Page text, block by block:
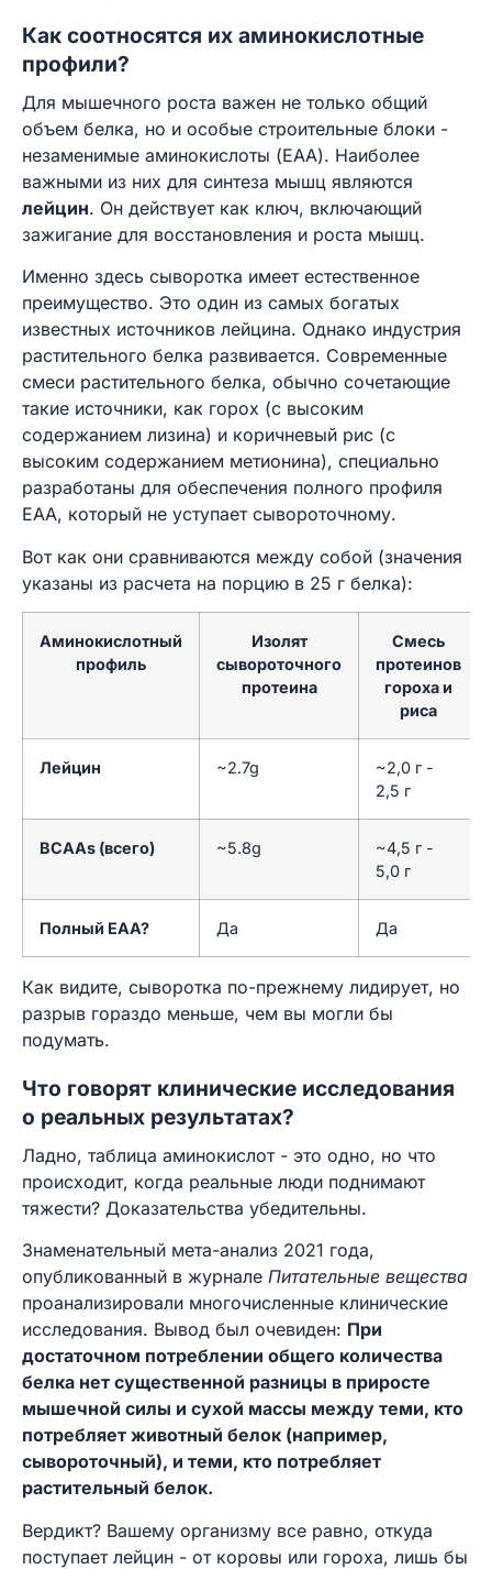
Как соотносятся их аминокислотные
профили?
Для мышечного роста важен не только общий
объем белка, но и особые строительные блоки -
незаменимые аминокислоты (EAA). Наиболее
важными из них для синтеза мышц являются
лейцин. Он действует как ключ, включающий
зажигание для восстановления и роста мышц.
Именно здесь сыворотка имеет естественное
преимущество. Это один из самых богатых
известных источников лейцина. Однако индустрия
растительного белка развивается. Современные
смеси растительного белка, обычно сочетающие
такие источники, как горох (с высоким
содержанием лизина) и коричневый рис (с
высоким содержанием метионина), специально
разработаны для обеспечения полного профиля
EAA, который не уступает сывороточному.
Вот как они сравниваются между собой (значения
указаны из расчета на порцию в 25 г белка):
Аминокислотный
профиль
Изолят
сывороточного
протеина
Смесь
протеинов
гороха и
риса
Лейцин ~2.7g
~2,0 г -
2,5 г
BCAAs (всего) ~5.8g
~4,5 г -
5,0 г
Полный EAA? Да Да
Как видите, сыворотка по-прежнему лидирует, но
разрыв гораздо меньше, чем вы могли бы
подумать.
Что говорят клинические исследования
о реальных результатах?
Ладно, таблица аминокислот - это одно, но что
происходит, когда реальные люди поднимают
тяжести? Доказательства убедительны.
Знаменательный мета-анализ 2021 года,
опубликованный в журнале Питательные вещества
проанализировали многочисленные клинические
исследования. Вывод был очевиден: При
достаточном потреблении общего количества
белка нет существенной разницы в приросте
мышечной силы и сухой массы между теми, кто
потребляет животный белок (например,
сывороточный), и теми, кто потребляет
растительный белок.
Вердикт? Вашему организму все равно, откуда
поступает лейцин - от коровы или гороха, лишь бы